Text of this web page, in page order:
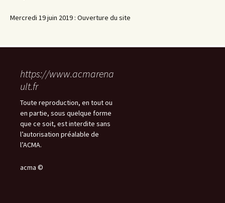
Mercredi 19 juin 2019 : Ouverture du site
https://www.acmarena
ult.fr
Toute reproduction, en tout ou
en partie, sous quelque forme
que ce soit, est interdite sans
l’autorisation préalable de
l’ACMA.
acma ©